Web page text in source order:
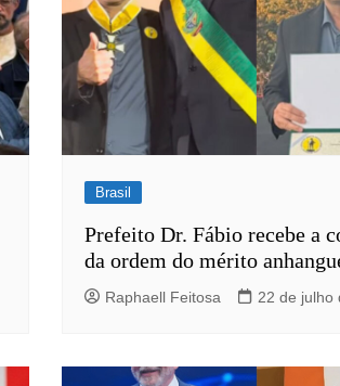
Brasil
Prefeito Dr. Fábio recebe a
da ordem do mérito
Raphaell Feitosa 22 de julho